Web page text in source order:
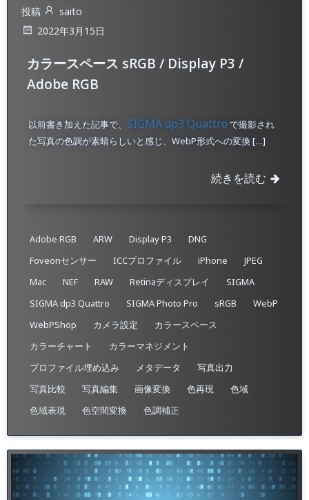
投稿
saito
2022年3月15日
カラースペース sRGB / Display P3 /
Adobe RGB
以前書き加えた記事で、 SIGMA dp3 Quattro で撮影され
た写真の色調が素晴らしいと感じ、WebP形式への変換 […]
続きを読む
Adobe RGB ARW Display P3
DNG
Foveonセンサー
ICCプロファイル iPhone
JPEG
Mac
NEF RAW Retinaディスプレイ
SIGMA
SIGMA dp3 Quattro
SIGMA Photo Pro sRGB
WebP
WebPShop
カメラ設定
カラースペース
カラーチャート
カラーマネジメント
プロファイル埋め込み​
メタデータ
写真出力
写真比較
写真編集 画像変換 色再現
色域
色域表現
色空間変換 色調補正